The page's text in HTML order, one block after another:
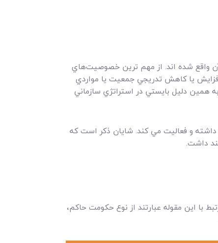
واقع شده اند. از مهم ترين خصوصيت‌هاي
يا کاهش تدريجي جمعيت يا مواردي
به همين دليل بايستي در استراتژي سازماني
و فعاليت مي کند. شايان ذکر است که
داشت.
با اين مقوله عبارتند از نوع حکومت حاکم،